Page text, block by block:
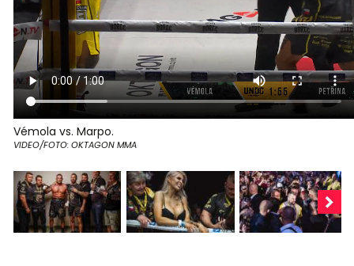
Vémola vs. Marpo.
VIDEO/FOTO: OKTAGON MMA